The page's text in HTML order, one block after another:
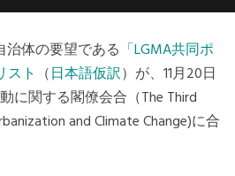
and Caribbean
治体の要望である 「LGMA共同ポ
スト （日本語仮訳）が、11月20日
に関する閣僚会合（The Third
and Climate Change)に合